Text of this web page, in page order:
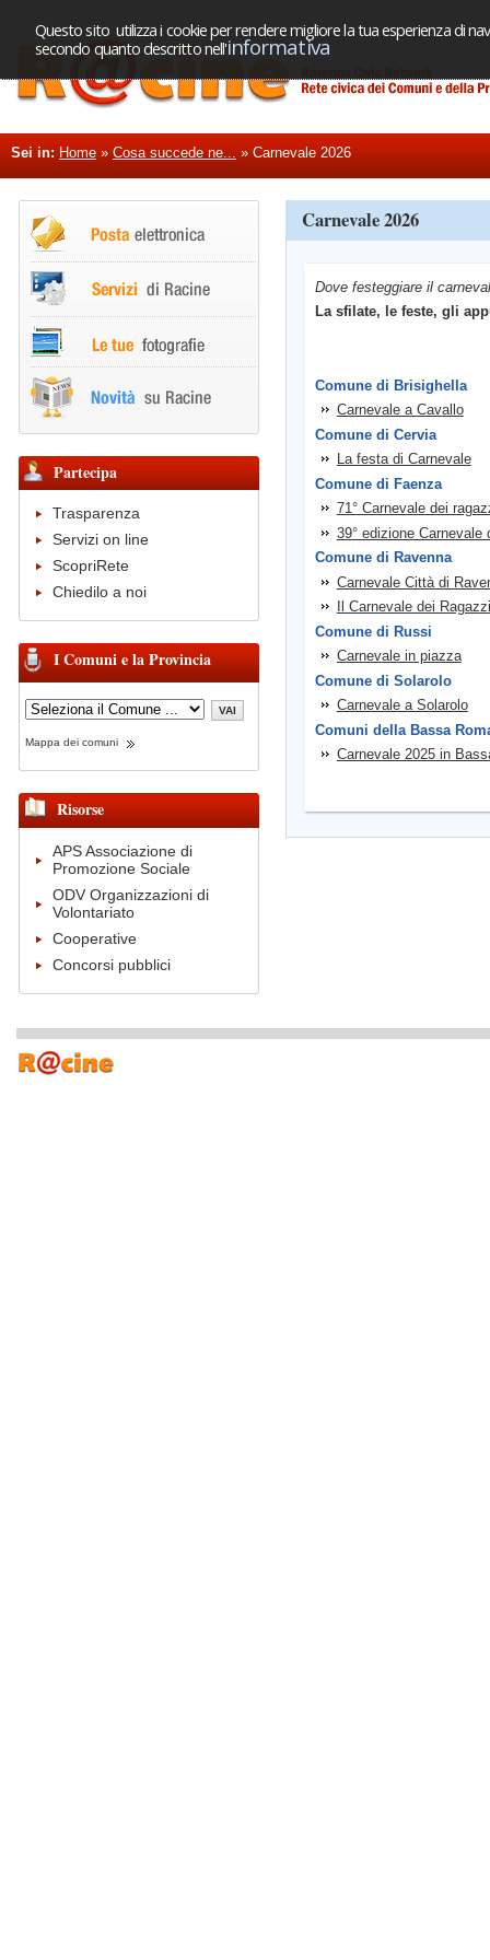
Questo sito utilizza i cookie per rendere migliore la tua esperienza di
secondo quanto descritto nell'informativa
Sei in: Home » Cosa succede ne... » Carnevale 2026
Partecipa
Trasparenza
Servizi on line
ScopriRete
Chiedilo a noi
I Comuni e la Provincia
Mappa dei comuni
Risorse
APS Associazione di
Promozione Sociale
ODV Organizzazioni di
Volontariato
Cooperative
Concorsi pubblici
Carnevale 2026
Dove festeggiare il
La sfilate, le feste, gli
Comune di Brisighella
Carnevale a Cavallo
Comune di Cervia
La festa di Carnevale
Comune di Faenza
71° Carnevale dei
39° edizione
Comune di Ravenna
Carnevale Città di
Il Carnevale dei Ragazzi
Comune di Russi
Carnevale in piazza
Comune di Solarolo
Carnevale a Solarolo
Comuni della Bassa
Carnevale 2025 in